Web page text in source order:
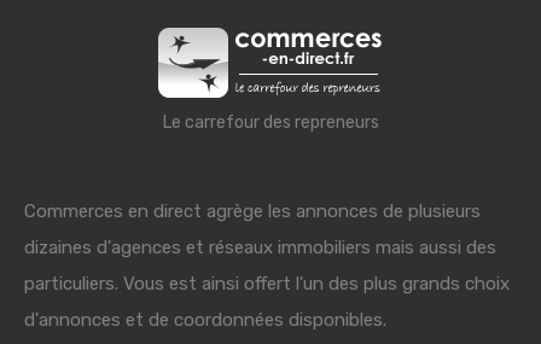
Le carrefour des repreneurs
Commerces en direct agrège les annonces de plusieurs
dizaines d'agences et réseaux immobiliers mais aussi des
particuliers. Vous est ainsi offert l'un des plus grands choix
d'annonces et de coordonnées disponibles.